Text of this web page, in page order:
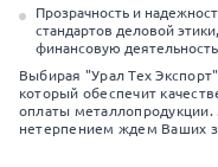
Прозрачность и
стандартов деловой
финансовую
Выбирая "Урал Тех
который обеспечит
оплаты металлопродукции.
нетерпением ждем Ваших